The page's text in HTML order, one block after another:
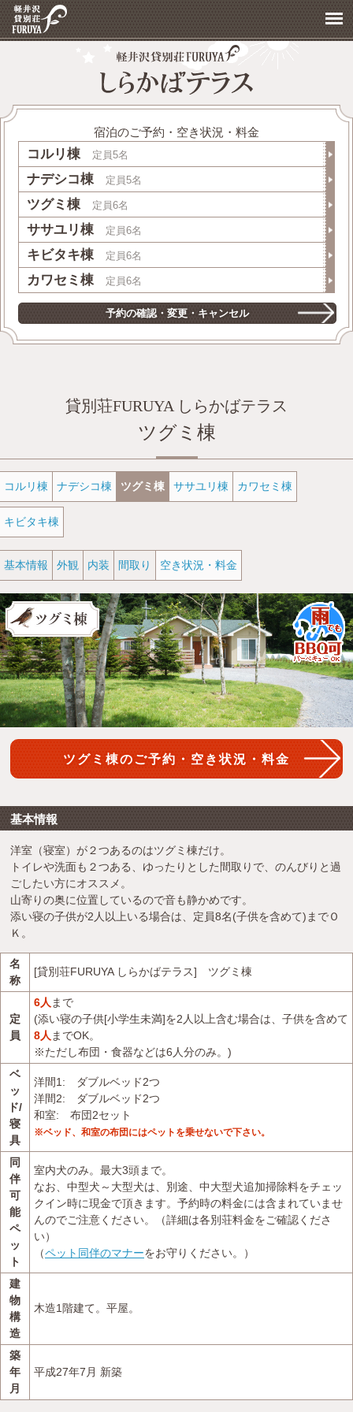
宿泊のご予約・空き状況・料金
コルリ棟 定員5名
ナデシコ棟 定員5名
ツグミ棟 定員6名
ササユリ棟 定員6名
キビタキ棟 定員6名
カワセミ棟 定員6名
予約の確認・変更・キャンセル
貸別荘FURUYA しらかばテラス
ツグミ棟
コルリ棟 ナデシコ棟 ツグミ棟 ササユリ棟 カワセミ棟
キビタキ棟
基本情報 外観 内装 間取り 空き状況・料金
ツグミ棟のご予約・空き状況・料金
基本情報
洋室（寝室）が２つあるのはツグミ棟だけ。
トイレや洗面も２つある、ゆったりとした間取りで、のんびりと過
ごしたい方にオススメ。
山寄りの奥に位置しているので音も静かめです。
添い寝の子供が2人以上いる場合は、定員8名(子供を含めて)までＯ
Ｋ。
名
称
[貸別荘FURUYA しらかばテラス] ツグミ棟
定
員
6人 まで
(添い寝の子供[小学生未満]を2人以上含む場合は、子供を含めて
8人 までOK。
※ただし布団・食器などは6人分のみ。)
ベ
ッ
ド/
寝
具
洋間1: ダブルベッド2つ
洋間2: ダブルベッド2つ
和室: 布団2セット
※ベッド、和室の布団にはペットを乗せないで下さい。
同
伴
可
能
ペ
ッ
ト
室内犬のみ。最大3頭まで。
なお、中型犬～大型犬は、別途、中大型犬追加掃除料をチェッ
クイン時に現金で頂きます。予約時の料金には含まれていませ
んのでご注意ください。（詳細は各別荘料金をご確認くださ
い）
（ペット同伴のマナーをお守りください。）
建
物
構
造
木造1階建て。平屋。
築
年
月
平成27年7月 新築